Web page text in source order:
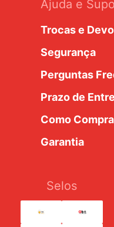
Ajuda e
Trocas e
Segurança
Perguntas
Prazo de
Como
Garantia
Selos